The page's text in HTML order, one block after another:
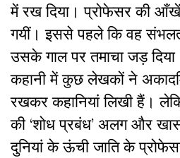
में रख दिया। प्रोफेसर की आँखें
गयीं। इससे पहले कि वह
उसके गाल पर तमाचा जड़
कहानी में कुछ लेखकों ने
रखकर कहानियां लिखी हैं।
की ‘शोध प्रबंध’ अलग और
दुनियां के ऊंची जाति के